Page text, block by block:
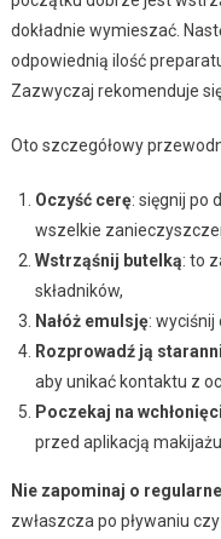
dokładnie wymieszać.
odpowiednią ilość
Zazwyczaj rekomenduje
Oto szczegółowy
Oczyść cerę: sięgnij po
wszelkie
Wstrząśnij butelką: to
składników,
Nałóż emulsję: wyciśnij
Rozprowadź ją
aby unikać kontaktu z
Poczekaj na
przed aplikacją
Nie zapominaj o
zwłaszcza po pływaniu